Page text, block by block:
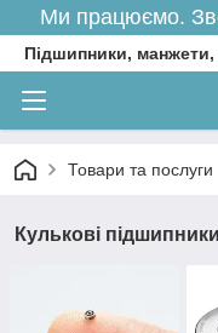
Ми працюємо.
Підшипники, манжети,
Товари та послуги
Кулькові підшипники